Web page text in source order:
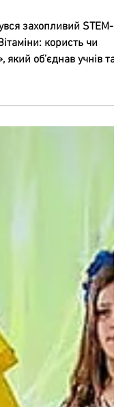
на
захопливий STEM-
користь чи
поєднуючи знання з
географії,
інших навчальних
класів досліджували
та визначали,